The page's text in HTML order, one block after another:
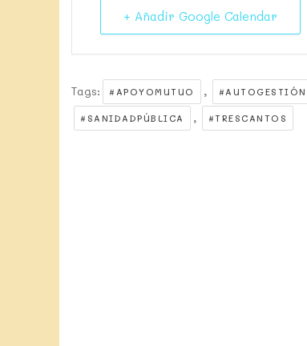
+ Añadir Google Calendar
Tags: #APOYOMUTUO , #AUTOGESTIÓN
#SANIDADPÚBLICA , #TRESCANTOS